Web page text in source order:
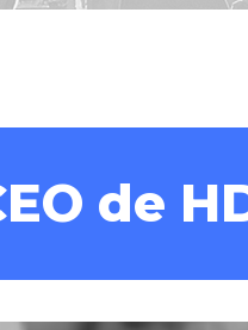
de